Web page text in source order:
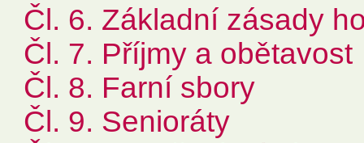
Čl. 6. Základní zásady
Čl. 7. Příjmy a obětavost
Čl. 8. Farní sbory
Čl. 9. Senioráty